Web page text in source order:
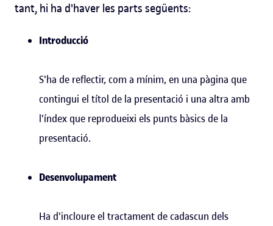
tant, hi ha d'haver les parts següents:
Introducció
S'ha de reflectir, com a mínim, en una pàgina que
contingui el títol de la presentació i una altra amb
l'índex que reprodueixi els punts bàsics de la
presentació.
Desenvolupament
Ha d'incloure el tractament de cadascun dels